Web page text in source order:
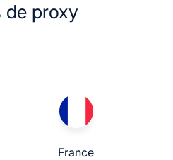
de proxy
France